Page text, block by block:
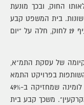
של "יום מכירה" הקיימת בסעיף 19 לאותו החוק, ובכך מונעת
שונות. בית המשפט קבע
כי השימוש בהגדרה של "יום המכירה" לפי סעיף 19 לחוק, חלה על "יום
של עסקת התמ"א,
בפרויקט התמא
והיא אינה איגוד במקרקעין, ובהתאמה חברת לומינה שמחזיקה ב-49%
משכך קבע בית